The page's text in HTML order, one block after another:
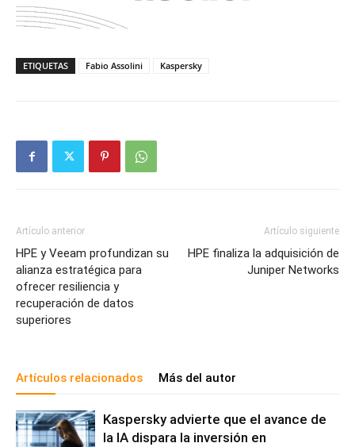
ETIQUETAS Fabio Assolini Kaspersky
Artículo anterior
HPE y Veeam profundizan su
alianza estratégica para
ofrecer resiliencia y
recuperación de datos
superiores
Artículo siguiente
HPE finaliza la adquisición de
Juniper Networks
Artículos relacionados Más del autor
Kaspersky advierte que el avance de
la IA dispara la inversión en